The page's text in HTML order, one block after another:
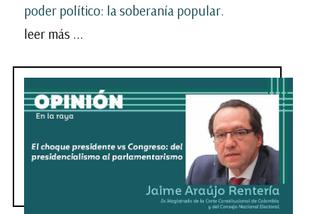
poder político: la soberanía popular.
leer más ...